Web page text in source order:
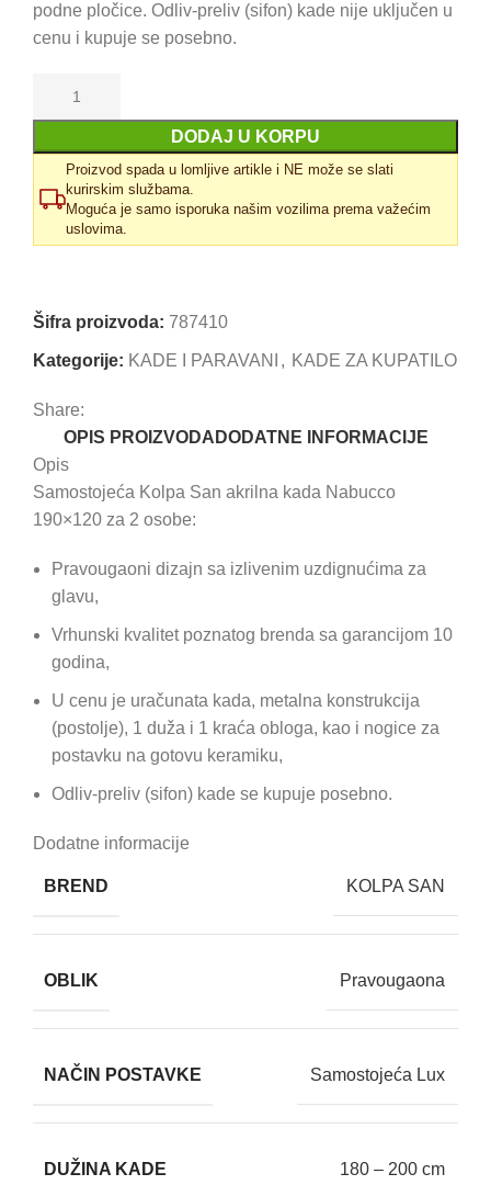
podne pločice. Odliv-preliv (sifon) kade nije uključen u
cenu i kupuje se posebno.
DODAJ U KORPU
Proizvod spada u lomljive artikle i NE može se slati
kurirskim službama.
Moguća je samo isporuka našim vozilima prema važećim
uslovima.
Šifra proizvoda: 787410
Kategorije: KADE I PARAVANI , KADE ZA KUPATILO
Share:
OPIS PROIZVODA DODATNE INFORMACIJE
Opis
Samostojeća Kolpa San akrilna kada Nabucco
190×120 za 2 osobe:
Pravougaoni dizajn sa izlivenim uzdignućima za
glavu,
Vrhunski kvalitet poznatog brenda sa garancijom 10
godina,
U cenu je uračunata kada, metalna konstrukcija
(postolje), 1 duža i 1 kraća obloga, kao i nogice za
postavku na gotovu keramiku,
Odliv-preliv (sifon) kade se kupuje posebno.
Dodatne informacije
BREND KOLPA SAN
OBLIK Pravougaona
NAČIN POSTAVKE Samostojeća Lux
DUŽINA KADE 180 – 200 cm